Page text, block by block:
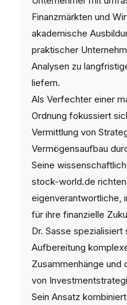
Finanzmärkten und
akademische
praktischer
Analysen zu
liefern.
Als Verfechter einer
Ordnung fokussiert
Vermittlung von
Vermögensaufbau
Seine
stock-world.de
eigenverantwortliche,
für ihre finanzielle
Dr. Sasse
Aufbereitung
Zusammenhänge und
von
Sein Ansatz